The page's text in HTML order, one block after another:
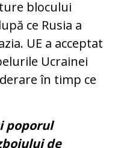
blocului
ce Rusia a
UE a acceptat
Ucrainei
în timp ce
poporul
de